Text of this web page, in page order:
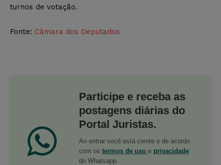
turnos de votação.
Fonte: Câmara dos Deputados
Participe e receba as
postagens diárias do
Portal Juristas.
Ao entrar você está ciente e de acordo
com os termos de uso e privacidade
do Whatsapp.